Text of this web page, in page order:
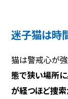
迷子猫は時
猫は警戒心が強
態で狭い場所
が経つほど捜